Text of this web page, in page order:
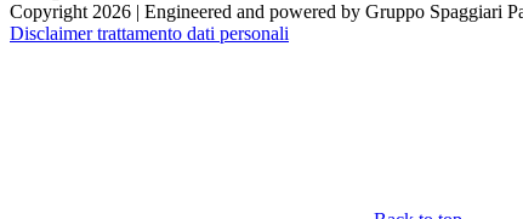
Copyright 2026 | Engineered and powered by Gruppo Spaggiari
Disclaimer trattamento dati personali